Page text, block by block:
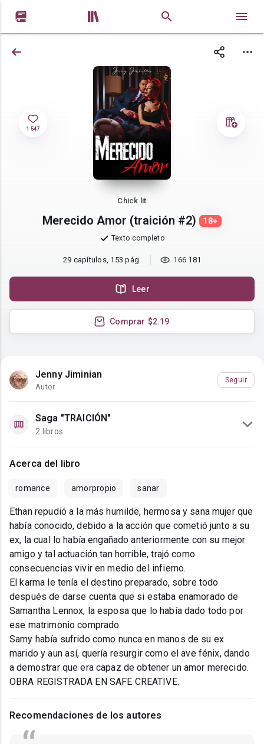
 
1 547
Chick lit
Merecido Amor (traición #2) 18+
Texto completo
29 capítulos, 153 pág. 166 181
Leer
Comprar $2.19
Jenny Jiminian
Autor
Seguir
Saga "TRAICIÓN"
2 libros
Acerca del libro
romance amorpropio sanar
Ethan repudió a la más humilde, hermosa y sana mujer que
había conocido, debido a la acción que cometió junto a su
ex, la cual lo había engañado anteriormente con su mejor
amigo y tal actuación tan horrible, trajó como
consecuencias vivir en medio del infierno.
El karma le tenía el destino preparado, sobre todo
después de darse cuenta que si estaba enamorado de
Samantha Lennox, la esposa que lo había dado todo por
ese matrimonio comprado.
Samy había sufrido como nunca en manos de su ex
marido y aun así, quería resurgir como el ave fénix, dando
a demostrar que era capaz de obtener un amor merecido.
OBRA REGISTRADA EN SAFE CREATIVE.
Recomendaciones de los autores